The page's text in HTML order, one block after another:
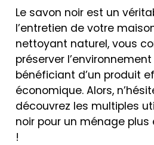
Le savon noir est un
l’entretien de votre
nettoyant naturel, vous
préserver
bénéficiant d’un produit
économique. Alors,
découvrez les multiples
noir pour un ménage
!